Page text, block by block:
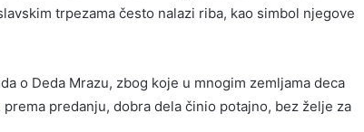
trpezama često nalazi riba, kao simbol njegove
o Deda Mrazu, zbog koje u mnogim zemljama deca
predanju, dobra dela činio potajno, bez želje za